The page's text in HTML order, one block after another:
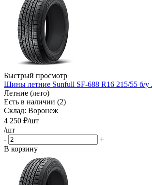
Быстрый просмотр
Шины летние Sunfull SF-688 R16 215/55 б/у
Летние (лето)
Есть в наличии (2)
Склад: Воронеж
4 250 ₽/шт
/шт
-
+
В корзину